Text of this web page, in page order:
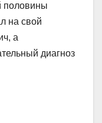
половины
на свой
а
диагноз